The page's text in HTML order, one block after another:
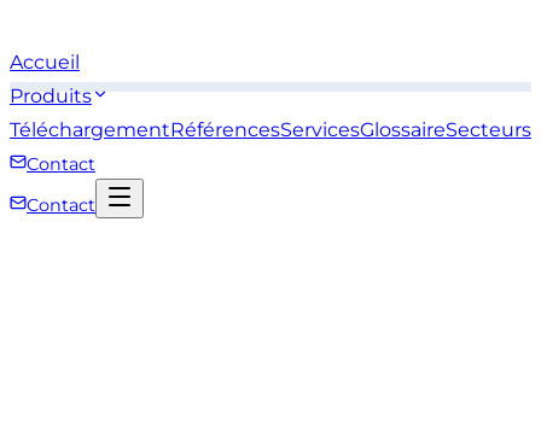
Accueil
Produits
TéléchargementRéférencesServicesGlossaireSecteurs
Contact
Contact